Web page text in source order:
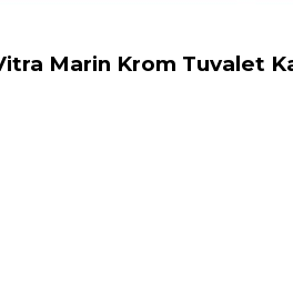
Marin Krom Tuvalet